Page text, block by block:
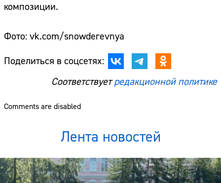
композиции.
Фото: vk.com/snowderevnya
Поделиться в соцсетях:
Соответствуетредакционной политике
Comments are disabled
Лента новостей